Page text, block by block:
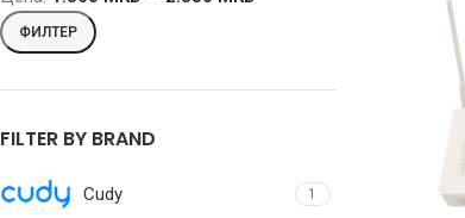
ФИЛТЕР
FILTER BY BRAND
Cudy 1